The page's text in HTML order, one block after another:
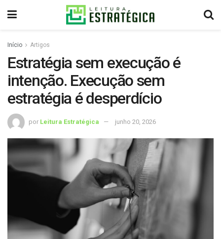
Início Artigos
Estratégia sem execução é
intenção. Execução sem
estratégia é desperdício
por Leitura Estratégica junho 20, 2026